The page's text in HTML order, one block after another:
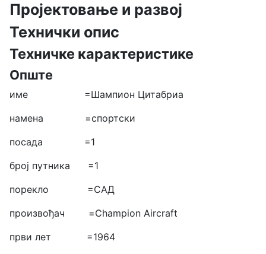
Пројектовање и развој
Технички опис
Техничке карактеристике
Опште
име =Шампион Цитабриа
намена =спортски
посада =1
број путника =1
порекло =САД
произвођач =Champion Aircraft
први лет =1964